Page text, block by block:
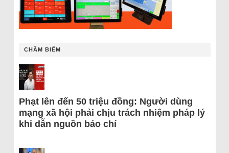
CHÂM BIẾM
Phạt lên đến 50 triệu đồng: Người dùng
mạng xã hội phải chịu trách nhiệm pháp lý
khi dẫn nguồn báo chí